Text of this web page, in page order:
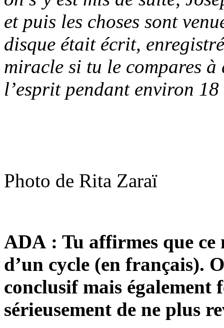
et puis les choses sont
disque était écrit,
miracle si tu le compares à
l’esprit pendant environ
Photo de Rita Zaraï
ADA : Tu affirmes que
d’un cycle (en français).
conclusif mais également
sérieusement de ne plus